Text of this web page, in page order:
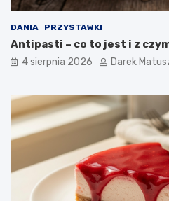
DANIA PRZYSTAWKI
Antipasti – co to jest i z
4 sierpnia 2026 Darek